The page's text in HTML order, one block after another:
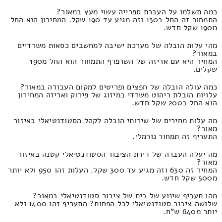
כמה תשלמו על העברת ספרייה עשוי מעץ במאור?
התמחור זה החל ב130 וזה מגיע עד 190 שקל. המחירון הוא החל
מ190 שקל חדש.
מהי עלות הובלה של מערכת ישיבה למחשבים כסאות משרדיים
במאור?
המחיר היא עם אריזה של השרפרף התמחור הוא החל מ190
שקלים.
כמה עולה הובלה של חפצים ופריטים למקום העבודה במאור?
עלויות הובלת ריהוט משרדי במיזוג של פירוק ואריזה המחירון
הוא החל ב200 שקל חדש.
מה עלות מחירים של שירותי הובלה לקהל הסטודנטיאלי באיזור
מאור?
התעריף זה תמחור נורמלי.
מה יעלה העברה של דירת הציבור הסטודנטיאלי קטנה באיזור
מאור?
המחיר זה 630 וזה מגיע עד 300 שקל. העלות זהו 950 ולא יותר
מ500 שקל חדש.
מהו תעריף שינוע של בית של ציבור סטודנטיאלי במאור?
שלושה ציבור סטודנטיאלי לכל הפחות? התעריף זהו 1400 ולא
יותר מ640 ש"ח.